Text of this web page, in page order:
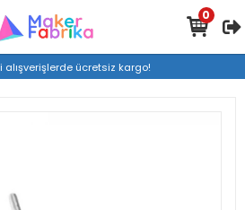
alışverişlerde ücretsiz kargo!
0